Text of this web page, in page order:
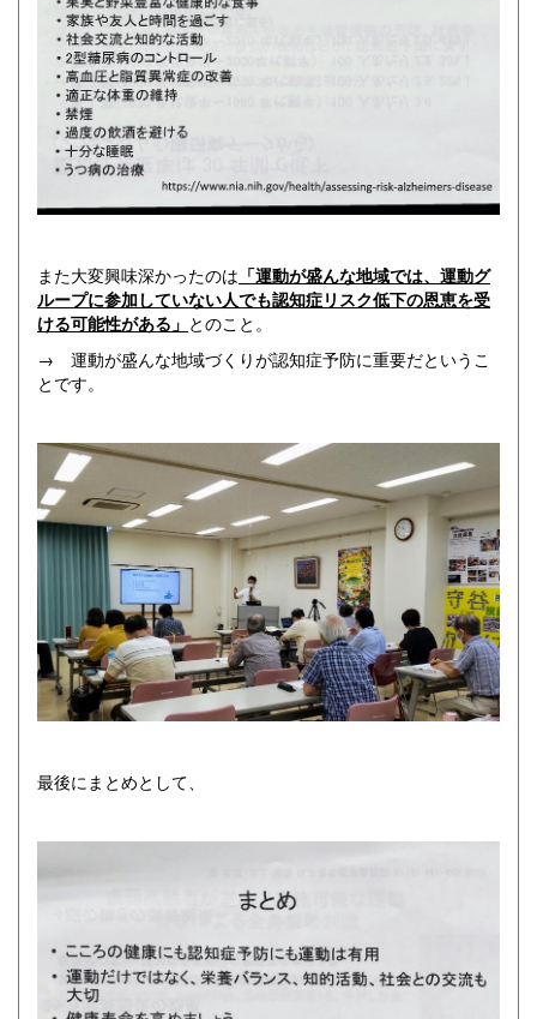
また大変興味深かったのは 「運動が盛んな地域では、運動グ
ループに参加していない人でも認知症リスク低下の恩恵を受
ける可能性がある」 とのこと。
→ 運動が盛んな地域づくりが認知症予防に重要だというこ
とです。
最後にまとめとして、